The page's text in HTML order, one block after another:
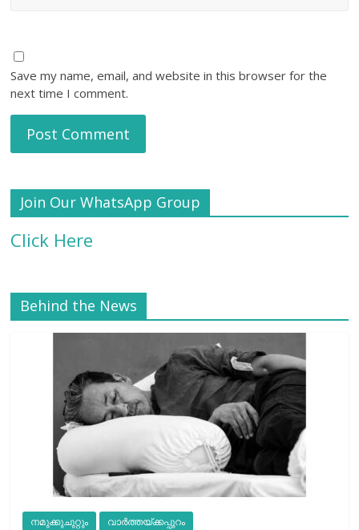
Save my name, email, and website in this browser for the
next time I comment.
Join Our WhatsApp Group
Click Here
Behind the News
നമുക്കുചുറ്റും വാർത്തയ്ക്കപ്പുറം